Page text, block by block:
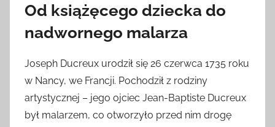
Od książęcego dziecka do
nadwornego malarza
Joseph Ducreux urodził się 26 czerwca 1735 roku
w Nancy, we Francji. Pochodził z rodziny
artystycznej – jego ojciec Jean-Baptiste Ducreux
był malarzem, co otworzyło przed nim drogę